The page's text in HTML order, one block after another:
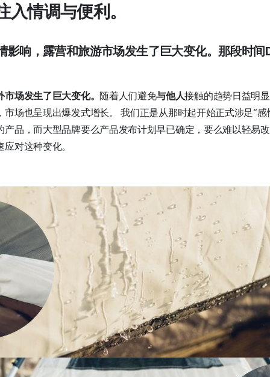
入情调与便利。
影响，露营和旅游市场发生了巨大变化。那段时
市场发生了巨大变化。随着人们避免与他人接触的趋势日益明
市场也呈现出爆发式增长。 我们正是从那时起开始正式涉足“
产品，而大型品牌要么产品发布计划早已确定，要么难以轻易
对这种变化。